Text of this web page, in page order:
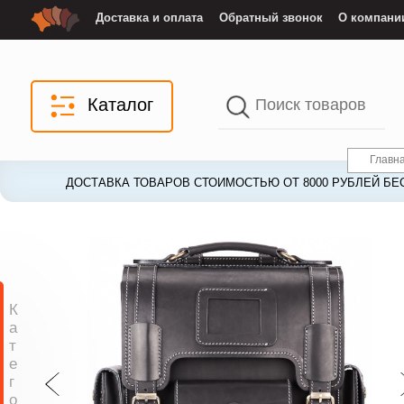
Доставка и оплата Обратный звонок О
Каталог
ДОСТАВКА ТОВАРОВ СТОИМОСТЬЮ ОТ 8000 РУБЛЕЙ
ДОСТАВКА ТОВАРОВ СТОИМОСТЬЮ ОТ 8000 РУБЛЕЙ
К
а
т
е
г
о